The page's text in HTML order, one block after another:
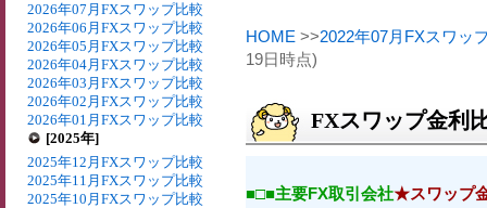
2026年07月FXスワップ比較
2026年06月FXスワップ比較
2026年05月FXスワップ比較
2026年04月FXスワップ比較
2026年03月FXスワップ比較
2026年02月FXスワップ比較
2026年01月FXスワップ比較
[2025年]
2025年12月FXスワップ比較
2025年11月FXスワップ比較
2025年10月FXスワップ比較
HOME >>2022年07月FXスワッ
19日時点)
FXスワップ金利
■□■主要FX取引会社★スワップ